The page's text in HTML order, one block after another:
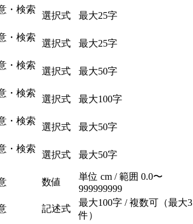
・検索
選択式 最大25字
・検索
選択式 最大25字
・検索
選択式 最大50字
・検索
選択式 最大100字
・検索
選択式 最大50字
・検索
選択式 最大50字
数値
単位 cm / 範囲 0.0〜
999999999
記述式
最大100字 / 複数可（最大3
件）